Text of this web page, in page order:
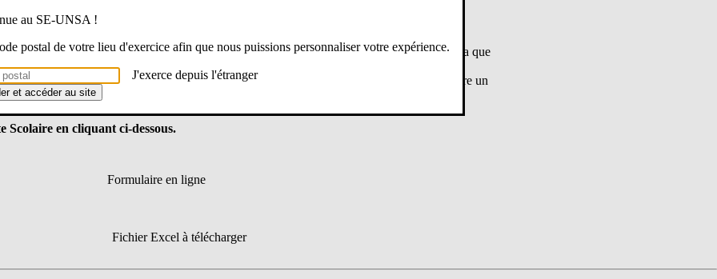
16 assure le suivi de votre école.
personnalisé, afin d’accompagner au plus près chaque situation d’école. Il ne vous faudra que
notreformulaire carte scolaire et/ou renvoyer le fichier Excel au 16@se-unsa.org
justes et reflètent la réalité du terrain, il est essentiel de rester mobilisés et de nous transmettre un
Scolaire en cliquant ci-dessous.
Formulaire en ligne
Fichier Excel à télécharger
au SE-UNSA !
postal de votre lieu d'exercice afin que nous puissions personnaliser votre expérience.
J'exerce depuis l'étranger
et accéder au site